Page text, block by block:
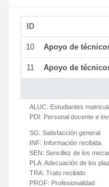
ID
10 Apoyo de
11 Apoyo de
ALUC: Estudiantes
PDI: Personal docente e
SG: Satisfacción general
INF: Información recibida
SEN: Sencillez de los
PLA: Adecuación de los
TRA: Trato recibido
PROF: Profesionalidad